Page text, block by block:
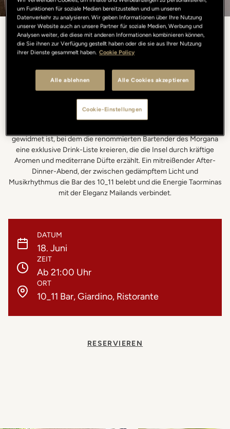
Amici del 10_11, Morgana
Cocktail Bar
unserer Bar und erneuert eine Zusammenarbeit, die die Energie
Siziliens mit der kosmopolitischen Eleganz von Portrait Milano
gewidmet ist, bei dem die renommierten Bartender des Morgana
eine exklusive Drink-Liste kreieren, die die Insel durch kräftige
Aromen und mediterrane Düfte erzählt. Ein mitreißender After-
Dinner-Abend, der zwischen gedämpftem Licht und
Musikrhythmus die Bar des 10_11 belebt und die Energie Taorminas
mit der Eleganz Mailands verbindet.
DATUM
18. Juni
ZEIT
Ab 21:00 Uhr
ORT
10_11 Bar, Giardino, Ristorante
RESERVIEREN
um Funktionen für soziale Medien bereitzustellen und um unseren
Datenverkehr zu analysieren. Wir geben Informationen über Ihre Nutzung
unserer Website auch an unsere Partner für soziale Medien, Werbung und
Analysen weiter, die diese mit anderen Informationen kombinieren können,
die Sie ihnen zur Verfügung gestellt haben oder die sie aus Ihrer Nutzung
ihrer Dienste gesammelt haben. Cookie Policy
Alle ablehnen Alle Cookies akzeptieren
Cookie-Einstellungen